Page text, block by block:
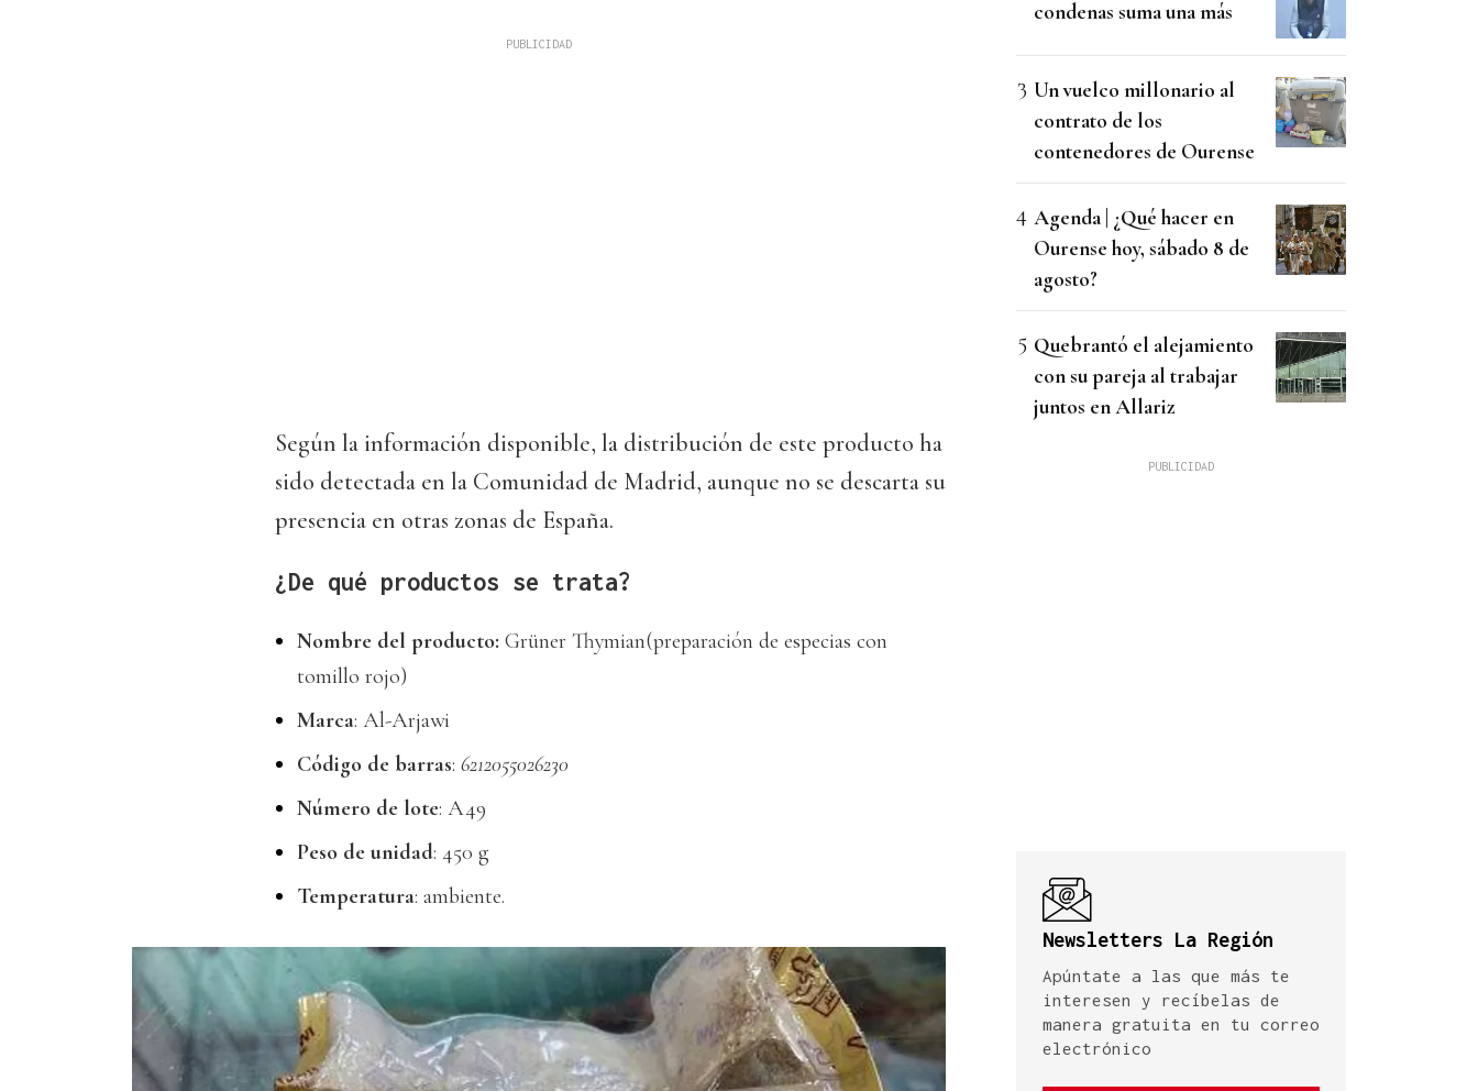
Según la información disponible, la distribución de este producto ha
sido detectada en la Comunidad de Madrid, aunque no se descarta su
presencia en otras zonas de España.
¿De qué productos se trata?
Nombre del producto: Grüner Thymian(preparación de especias con
tomillo rojo)
Marca: Al-Arjawi
Código de barras: 6212055026230
Número de lote: A49
Peso de unidad: 450 g
Temperatura: ambiente.
condenas suma una más
Un vuelco millonario al
contrato de los
contenedores de Ourense
Agenda | ¿Qué hacer en
Ourense hoy, sábado 8 de
agosto?
Quebrantó el alejamiento
con su pareja al trabajar
juntos en Allariz
Newsletters La Región
Apúntate a las que más te
interesen y recíbelas de
manera gratuita en tu correo
electrónico